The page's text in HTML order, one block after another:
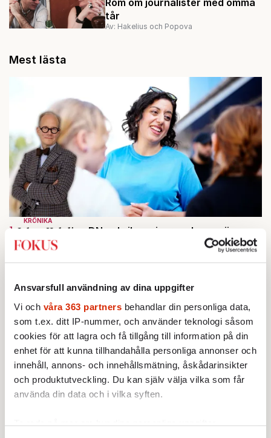
Ansvarsfull användning av dina uppgifter
Vi och våra 363 partners behandlar din personliga data,
som t.ex. ditt IP-nummer, och använder teknologi såsom
cookies för att lagra och få tillgång till information på din
enhet för att kunna tillhandahålla personliga annonser och
innehåll, annons- och innehållsmätning, åskådarinsikter
och produktutveckling. Du kan själv välja vilka som får
använda din data och i vilka syften.
Ta reda på mer om hur dina personliga uppgifter
tår
Av: Hakelius och Popova
Mest lästa
KRÖNIKA
1. Johan Hakelius:
DN-rubriken visar vad som sägs
mellan raderna
2.Den röda tråden som brast
INRIKES
3. Vattenbristen är här – men var femte liter läcker
ut
Av: Susanne Gäre
4.Nina Lekander:På ”Kommunisthögskolan” drömde
alla om att vara arbetarklass
KRÖNIKA
5.Frans Wachtmeister:
Ja, AC är ett hot mot den
franska civilisationen
STICKET